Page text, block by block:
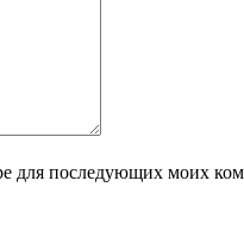
для последующих моих